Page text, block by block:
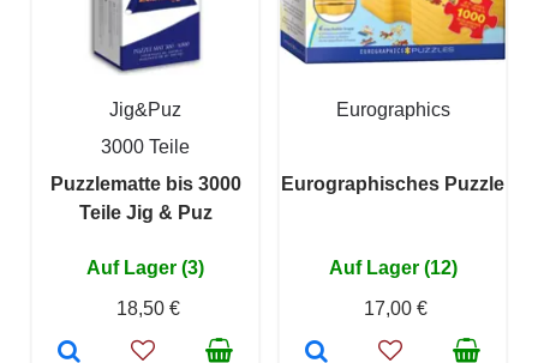
Jig&Puz
3000 Teile
Puzzlematte bis 3000
Teile Jig & Puz
Auf Lager (3)
18,50 €
Eurographics
Eurographisches Puzzle
Auf Lager (12)
17,00 €